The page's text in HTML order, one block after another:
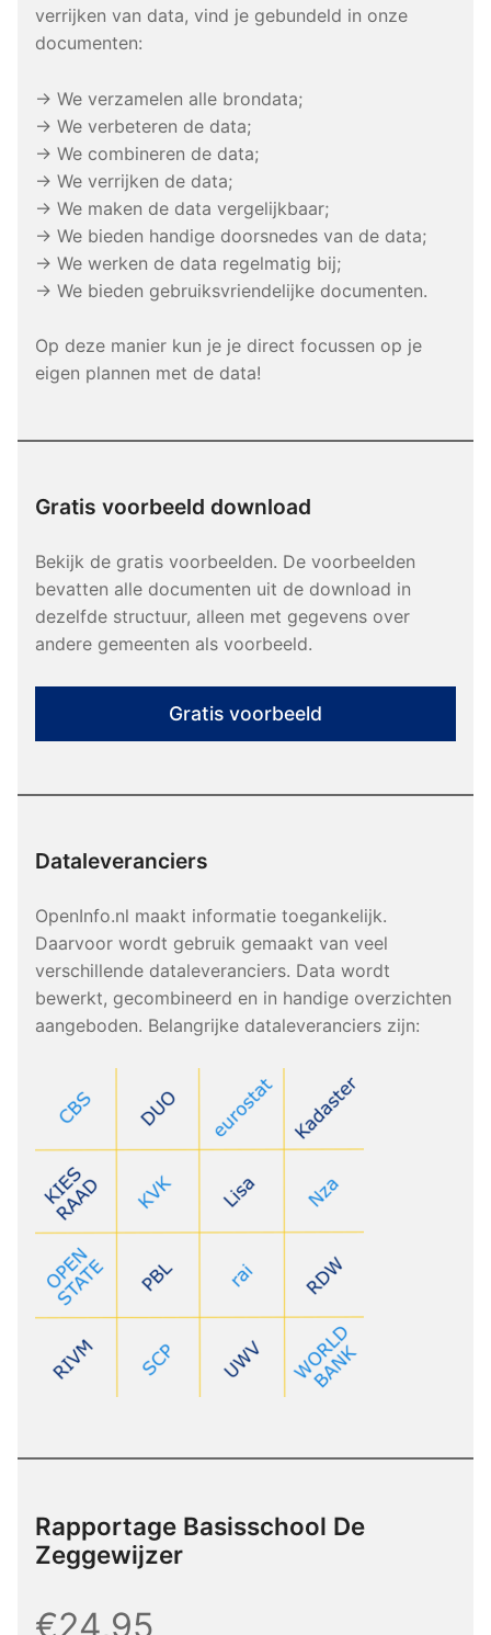
verrijken van data, vind je gebundeld in onze
documenten:
→ We verzamelen alle brondata;
→ We verbeteren de data;
→ We combineren de data;
→ We verrijken de data;
→ We maken de data vergelijkbaar;
→ We bieden handige doorsnedes van de data;
→ We werken de data regelmatig bij;
→ We bieden gebruiksvriendelijke documenten.
Op deze manier kun je je direct focussen op je
eigen plannen met de data!
Gratis voorbeeld download
Bekijk de gratis voorbeelden. De voorbeelden
bevatten alle documenten uit de download in
dezelfde structuur, alleen met gegevens over
andere gemeenten als voorbeeld.
Gratis voorbeeld
Dataleveranciers
OpenInfo.nl maakt informatie toegankelijk.
Daarvoor wordt gebruik gemaakt van veel
verschillende dataleveranciers. Data wordt
bewerkt, gecombineerd en in handige overzichten
aangeboden. Belangrijke dataleveranciers zijn:
Rapportage Basisschool De
Zeggewijzer
€24,95